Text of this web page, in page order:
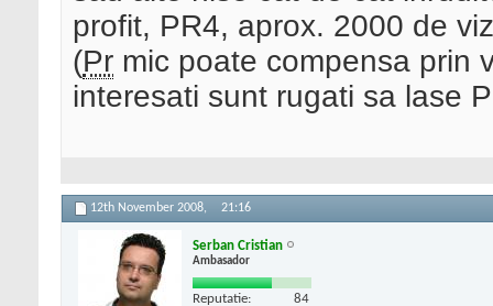
profit, PR4, aprox. 2000 de
(Pr mic poate compensa prin
interesati sunt rugati sa lase
12th November 2008, 21:16
Serban Cristian
Ambasador
Reputatie: 84